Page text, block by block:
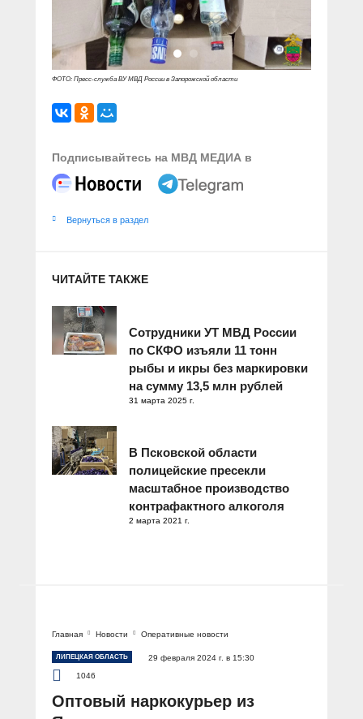
ФОТО: Пресс-служба ВУ МВД России в Запорожской области
Подписывайтесь на МВД МЕДИА в
Вернуться в раздел
ЧИТАЙТЕ ТАКЖЕ
Сотрудники УТ МВД России
по СКФО изъяли 11 тонн
рыбы и икры без маркировки
на сумму 13,5 млн рублей
31 марта 2025 г.
В Псковской области
полицейские пресекли
масштабное производство
контрафактного алкоголя
2 марта 2021 г.
Главная Новости Оперативные новости
ЛИПЕЦКАЯ ОБЛАСТЬ
29 февраля 2024 г. в 15:30
1046
Оптовый наркокурьер из